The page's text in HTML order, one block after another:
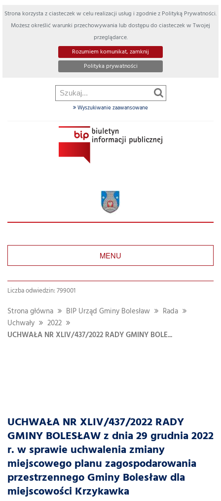
Strona korzysta z ciasteczek w celu realizacji usług i zgodnie z Polityką Prywatności.
Możesz określić warunki przechowywania lub dostępu do ciasteczek w Twojej
przeglądarce.
Rozumiem komunikat, zamknij
Polityka prywatności
Wyszukiwanie zaawansowane
MENU
Liczba odwiedzin: 799001
Strona główna BIP Urząd Gminy Bolesław
Rada
Uchwały
2022
UCHWAŁA NR XLIV/437/2022 RADY GMINY BOLE...
UCHWAŁA NR XLIV/437/2022 RADY
GMINY BOLESŁAW z dnia 29 grudnia 2022
r. w sprawie uchwalenia zmiany
miejscowego planu zagospodarowania
przestrzennego Gminy Bolesław dla
miejscowości Krzykawka